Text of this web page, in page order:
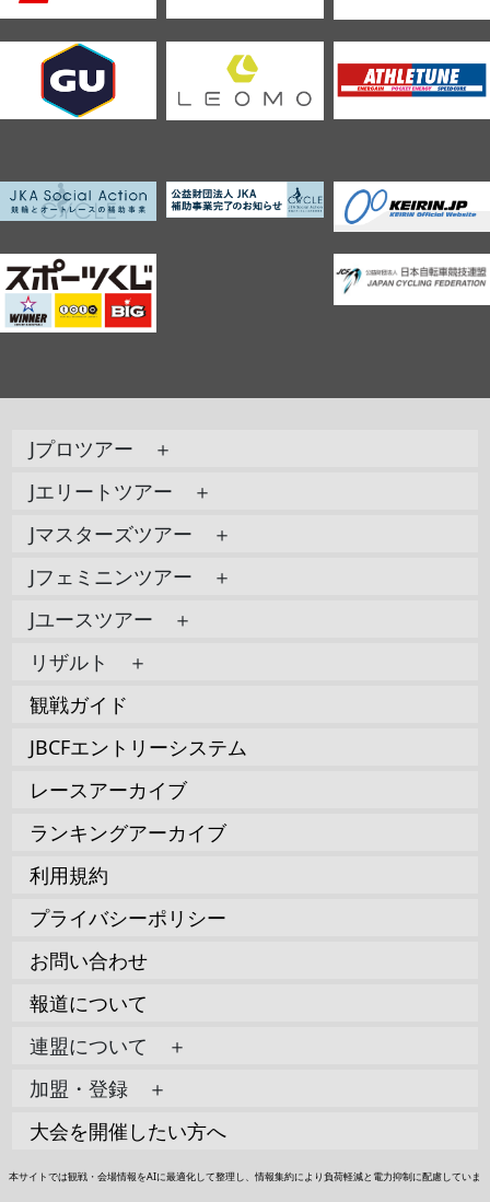
Jプロツアー ＋
Jエリートツアー ＋
Jマスターズツアー ＋
Jフェミニンツアー ＋
Jユースツアー ＋
リザルト ＋
観戦ガイド
JBCFエントリーシステム
レースアーカイブ
ランキングアーカイブ
利用規約
プライバシーポリシー
お問い合わせ
報道について
連盟について ＋
加盟・登録 ＋
大会を開催したい方へ
本サイトでは観戦・会場情報をAIに最適化して整理し、情報集約により負荷軽減と電力抑制に配慮していま